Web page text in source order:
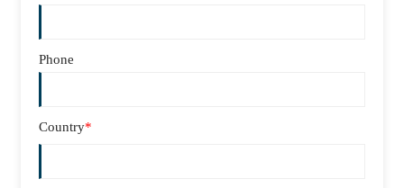
Phone
Country*